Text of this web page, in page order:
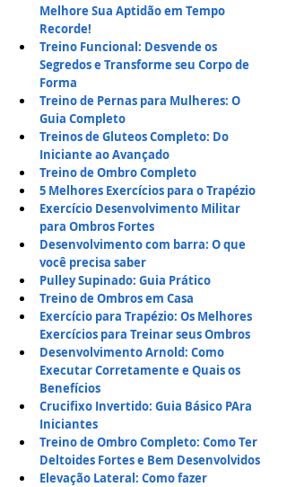
Melhore Sua Aptidão em Tempo
Recorde!
Treino Funcional: Desvende os
Segredos e Transforme seu Corpo de
Forma
Treino de Pernas para Mulheres: O
Guia Completo
Treinos de Gluteos Completo: Do
Iniciante ao Avançado
Treino de Ombro Completo
5 Melhores Exercícios para o Trapézio
Exercício Desenvolvimento Militar
para Ombros Fortes
Desenvolvimento com barra: O que
você precisa saber
Pulley Supinado: Guia Prático
Treino de Ombros em Casa
Exercício para Trapézio: Os Melhores
Exercícios para Treinar seus Ombros
Desenvolvimento Arnold: Como
Executar Corretamente e Quais os
Benefícios
Crucifixo Invertido: Guia Básico PAra
Iniciantes
Treino de Ombro Completo: Como Ter
Deltoides Fortes e Bem Desenvolvidos
Elevação Lateral: Como fazer